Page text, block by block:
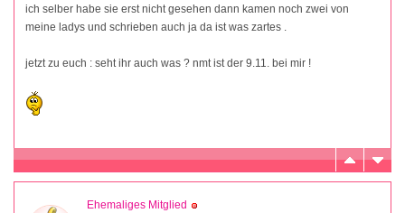
ich selber habe sie erst nicht gesehen dann kamen noch zwei von
meine ladys und schrieben auch ja da ist was zartes .
jetzt zu euch : seht ihr auch was ? nmt ist der 9.11. bei mir !
Ehemaliges Mitglied